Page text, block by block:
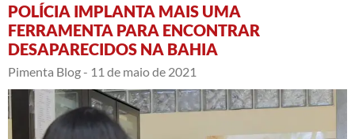
POLÍCIA IMPLANTA MAIS UMA
FERRAMENTA PARA ENCONTRAR
DESAPARECIDOS NA BAHIA
Pimenta Blog - 11 de maio de 2021